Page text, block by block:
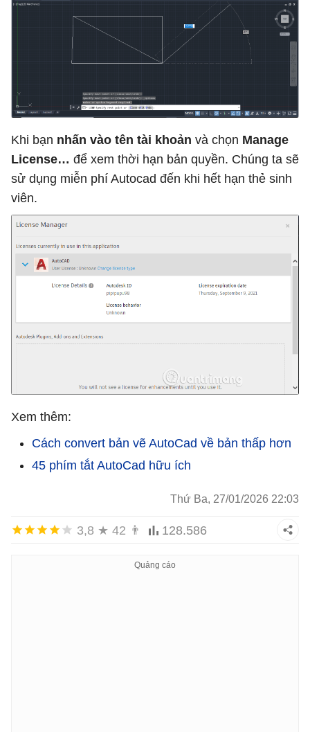
Khi bạn nhấn vào tên tài khoản và chọn Manage
License… để xem thời hạn bản quyền. Chúng ta sẽ
sử dụng miễn phí Autocad đến khi hết hạn thẻ sinh
viên.
Xem thêm:
Cách convert bản vẽ AutoCad về bản thấp hơn
45 phím tắt AutoCad hữu ích
Thứ Ba, 27/01/2026 22:03
3,8 ★ 42 👨 128.586